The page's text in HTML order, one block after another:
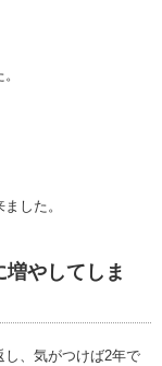
した。
やしてしま
し、気がつけば2年で